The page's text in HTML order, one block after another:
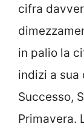
cifra
in palio la
indizi a sua
Successo,
Primavera.